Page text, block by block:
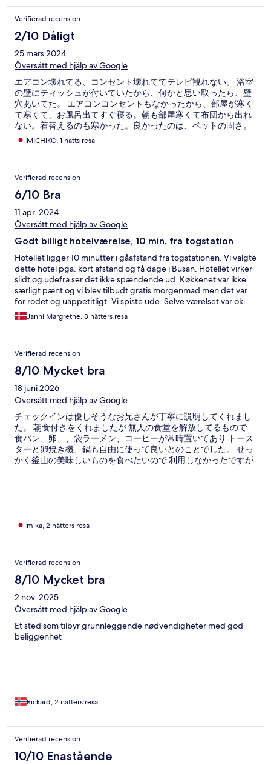
Verifierad recension
2/10 Dåligt
25 mars 2024
Översätt med hjälp av Google
エアコン壊れてる、コンセント壊れててテレビ観れない。 浴室
の壁にティッシュが付いていたから、何かと思い取ったら、壁
穴あいてた。 エアコンコンセントもなかったから、部屋が寒く
て寒くて、お風呂出てすぐ寝る。朝も部屋寒くて布団から出れ
ない。着替えるのも寒かった。良かったのは、ベットの固さ。
駅近なので便はよい。
MICHIKO, 1 natts resa
Verifierad recension
6/10 Bra
11 apr. 2024
Översätt med hjälp av Google
Godt billigt hotelværelse, 10 min. fra togstation
Hotellet ligger 10 minutter i gåafstand fra togstationen. Vi valgte
dette hotel pga. kort afstand og få dage i Busan. Hotellet virker
slidt og udefra ser det ikke spændende ud. Køkkenet var ikke
særligt pænt og vi blev tilbudt gratis morgenmad men det var
for rodet og uappetitligt. Vi spiste ude. Selve værelset var ok.
Det var koldt men der varme i madrassen, som var rigtig dejligt.
Værelset var ok rent, men det virkede lidt nedslidt det hele.
gratis vand, var også fint.
Janni Margrethe, 3 nätters resa
Verifierad recension
8/10 Mycket bra
18 juni 2026
Översätt med hjälp av Google
チェックインは優しそうなお兄さんが丁寧に説明してくれまし
た。 朝食付きをくれましたが 無人の食堂を解放してるもので
食パン、卵、、袋ラーメン、コーヒーが常時置いてあり トース
ターと卵焼き機、鍋も自由に使って良いとのことでした。 せっ
かく釜山の美味しいものを食べたいので 利用しなかったですが
じでした。 部屋はダブルベット1つでシンプルでしたがキャリー
ーブルになっており 備え付けの鏡を見ながら メイクしたり、ド
ライヤーするのは とても便利でした。 コンセントはC型のみで
外してUSB使用できました。 お風呂は大きめの浴槽がありまし
を洗いました。 お風呂、洗面、トイレは一部屋になっており
広々しています。 歯ブラシはありませんが なぜか歯磨き粉だけ
置いてありました。 寝るだけと割り切れば簡素で狭苦しくなく
そこそこ清潔なお宿でした。 イベントがあった日なので1泊
mika, 2 nätters resa
Verifierad recension
8/10 Mycket bra
2 nov. 2025
Översätt med hjälp av Google
Et sted som tilbyr grunnleggende nødvendigheter med god
beliggenhet
Rickard, 2 nätters resa
Verifierad recension
10/10 Enastående